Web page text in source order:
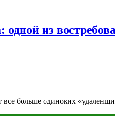
из
больше одиноких